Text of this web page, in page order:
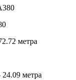
метра
24.09 метра